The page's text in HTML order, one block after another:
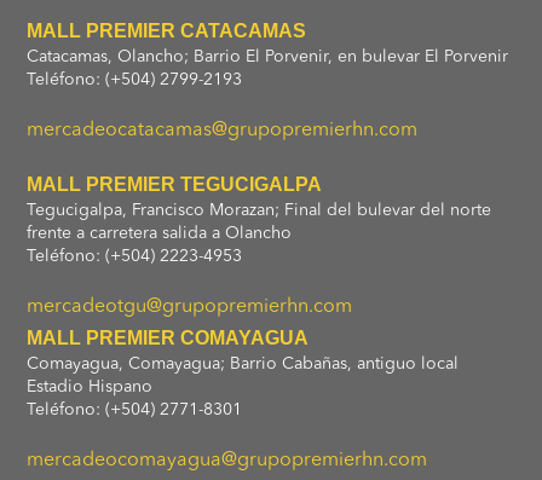
MALL PREMIER CATACAMAS
Catacamas, Olancho; Barrio El Porvenir, en bulevar El Porvenir
Teléfono: (+504) 2799-2193
mercadeocatacamas@grupopremierhn.com
MALL PREMIER TEGUCIGALPA
Tegucigalpa, Francisco Morazan; Final del bulevar del norte
frente a carretera salida a Olancho
Teléfono: (+504) 2223-4953
mercadeotgu@grupopremierhn.com
MALL PREMIER COMAYAGUA
Comayagua, Comayagua; Barrio Cabañas, antiguo local
Estadio Hispano
Teléfono: (+504) 2771-8301
mercadeocomayagua@grupopremierhn.com